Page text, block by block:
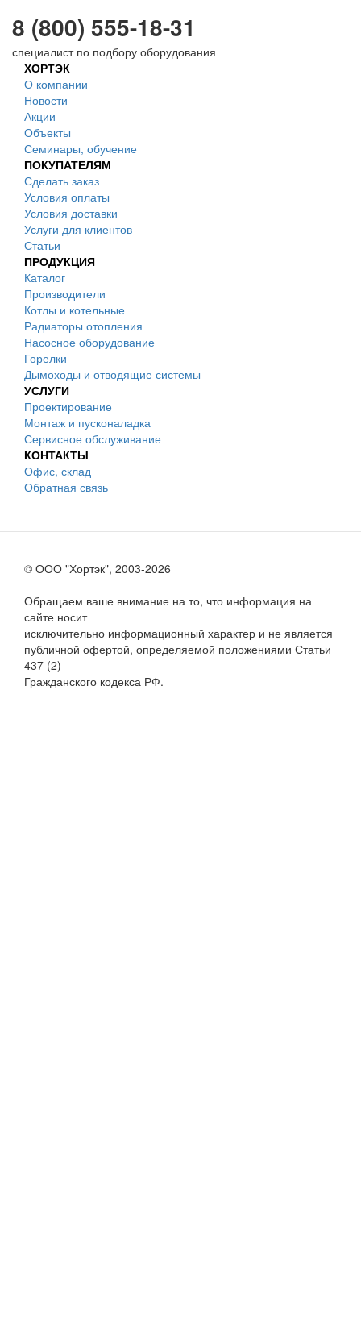
8 (800) 555-18-31
специалист по подбору оборудования
ХОРТЭК
О компании
Новости
Акции
Объекты
Семинары, обучение
ПОКУПАТЕЛЯМ
Сделать заказ
Условия оплаты
Условия доставки
Услуги для клиентов
Статьи
ПРОДУКЦИЯ
Каталог
Производители
Котлы и котельные
Радиаторы отопления
Насосное оборудование
Горелки
Дымоходы и отводящие системы
УСЛУГИ
Проектирование
Монтаж и пусконаладка
Сервисное обслуживание
КОНТАКТЫ
Офис, склад
Обратная связь
© ООО "Хортэк", 2003-2026
Обращаем ваше внимание на то, что информация на
сайте носит
исключительно информационный характер и не является
публичной офертой, определяемой положениями Статьи
437 (2)
Гражданского кодекса РФ.